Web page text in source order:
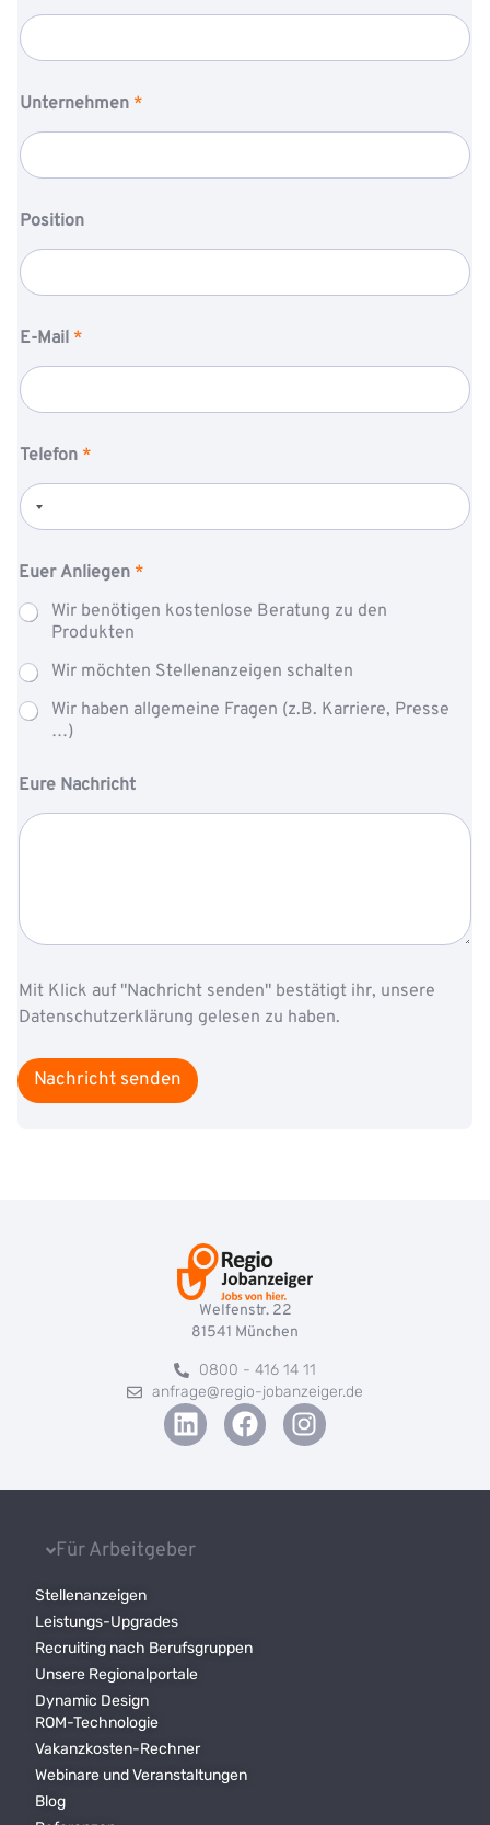
Unternehmen *
Position
E-Mail *
Telefon *
o
r
n
m
e
E
u
P
s
n
Euer Anliegen *
Wir benötigen kostenlose Beratung zu den
Produkten
Wir möchten Stellenanzeigen schalten
Wir haben allgemeine Fragen (z.B. Karriere, Presse
…)
Eure Nachricht
o
r
m
e
Mit Klick auf "Nachricht senden" bestätigt ihr, unsere
Datenschutzerklärung gelesen zu haben.
Nachricht senden
Welfenstr. 22
81541 München
0800 - 416 14 11
anfrage@regio-jobanzeiger.de
Für Arbeitgeber
Stellenanzeigen
Leistungs-Upgrades
Recruiting nach Berufsgruppen
Unsere Regionalportale
Dynamic Design
ROM-Technologie
Vakanzkosten-Rechner
Webinare und Veranstaltungen
Blog